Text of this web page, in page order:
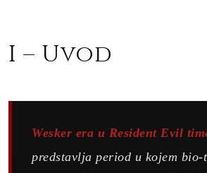
I – Uvod
Wesker era u Resident Evil
predstavlja period u kojem bio-